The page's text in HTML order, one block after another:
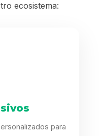
ecosistema:
para